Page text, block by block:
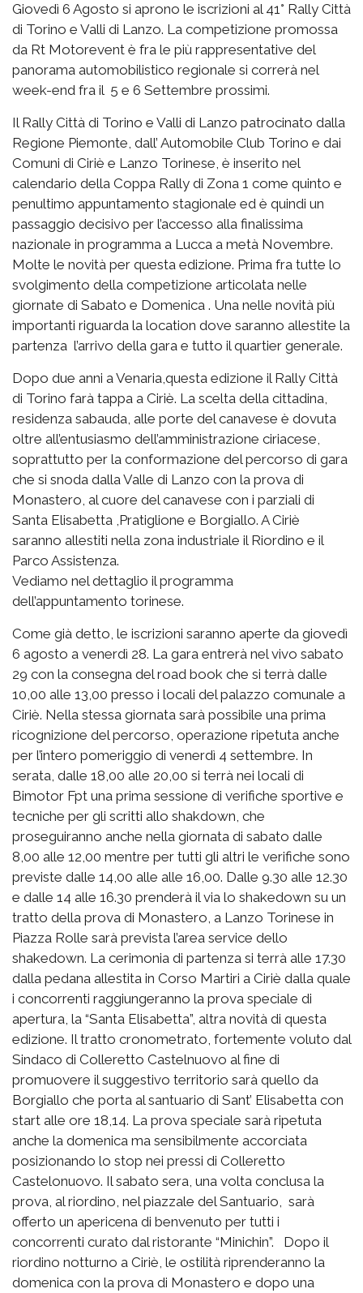
Giovedì 6 Agosto si aprono le iscrizioni al 41° Rally Città
di Torino e Valli di Lanzo. La competizione promossa
da Rt Motorevent è fra le più rappresentative del
panorama automobilistico regionale si correrà nel
week-end fra il 5 e 6 Settembre prossimi.
Il Rally Città di Torino e Valli di Lanzo patrocinato dalla
Regione Piemonte, dall’ Automobile Club Torino e dai
Comuni di Ciriè e Lanzo Torinese, è inserito nel
calendario della Coppa Rally di Zona 1 come quinto e
penultimo appuntamento stagionale ed è quindi un
passaggio decisivo per l’accesso alla finalissima
nazionale in programma a Lucca a metà Novembre.
Molte le novità per questa edizione. Prima fra tutte lo
svolgimento della competizione articolata nelle
giornate di Sabato e Domenica . Una nelle novità più
importanti riguarda la location dove saranno allestite la
partenza l’arrivo della gara e tutto il quartier generale.
Dopo due anni a Venaria,questa edizione il Rally Città
di Torino farà tappa a Ciriè. La scelta della cittadina,
residenza sabauda, alle porte del canavese è dovuta
oltre all’entusiasmo dell’amministrazione ciriacese,
soprattutto per la conformazione del percorso di gara
che si snoda dalla Valle di Lanzo con la prova di
Monastero, al cuore del canavese con i parziali di
Santa Elisabetta ,Pratiglione e Borgiallo. A Ciriè
saranno allestiti nella zona industriale il Riordino e il
Parco Assistenza.
Vediamo nel dettaglio il programma
dell’appuntamento torinese.
Come già detto, le iscrizioni saranno aperte da giovedì
6 agosto a venerdì 28. La gara entrerà nel vivo sabato
29 con la consegna del road book che si terrà dalle
10,00 alle 13,00 presso i locali del palazzo comunale a
Ciriè. Nella stessa giornata sarà possibile una prima
ricognizione del percorso, operazione ripetuta anche
per l’intero pomeriggio di venerdì 4 settembre. In
serata, dalle 18,00 alle 20,00 si terrà nei locali di
Bimotor Fpt una prima sessione di verifiche sportive e
tecniche per gli scritti allo shakdown, che
proseguiranno anche nella giornata di sabato dalle
8,00 alle 12,00 mentre per tutti gli altri le verifiche sono
previste dalle 14,00 alle alle 16,00. Dalle 9.30 alle 12.30
e dalle 14 alle 16.30 prenderà il via lo shakedown su un
tratto della prova di Monastero, a Lanzo Torinese in
Piazza Rolle sarà prevista l’area service dello
shakedown. La cerimonia di partenza si terrà alle 17.30
dalla pedana allestita in Corso Martiri a Ciriè dalla quale
i concorrenti raggiungeranno la prova speciale di
apertura, la “Santa Elisabetta”, altra novità di questa
edizione. Il tratto cronometrato, fortemente voluto dal
Sindaco di Colleretto Castelnuovo al fine di
promuovere il suggestivo territorio sarà quello da
Borgiallo che porta al santuario di Sant’ Elisabetta con
start alle ore 18,14. La prova speciale sarà ripetuta
anche la domenica ma sensibilmente accorciata
posizionando lo stop nei pressi di Colleretto
Castelonuovo. Il sabato sera, una volta conclusa la
prova, al riordino, nel piazzale del Santuario, sarà
offerto un apericena di benvenuto per tutti i
concorrenti curato dal ristorante “Minichin”. Dopo il
riordino notturno a Ciriè, le ostilità riprenderanno la
domenica con la prova di Monastero e dopo una